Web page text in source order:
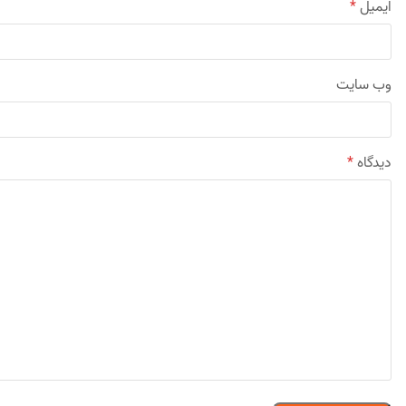
ایمیل*
وب‌ سایت
دیدگاه*